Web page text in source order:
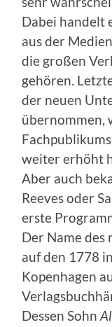
Dabei handelt
aus der
die großen
gehören.
der neuen
übernommen,
weiter erhöht
Aber auch
Reeves oder
erste
Der Name des
auf den 1778
Kopenhagen
Dessen Sohn